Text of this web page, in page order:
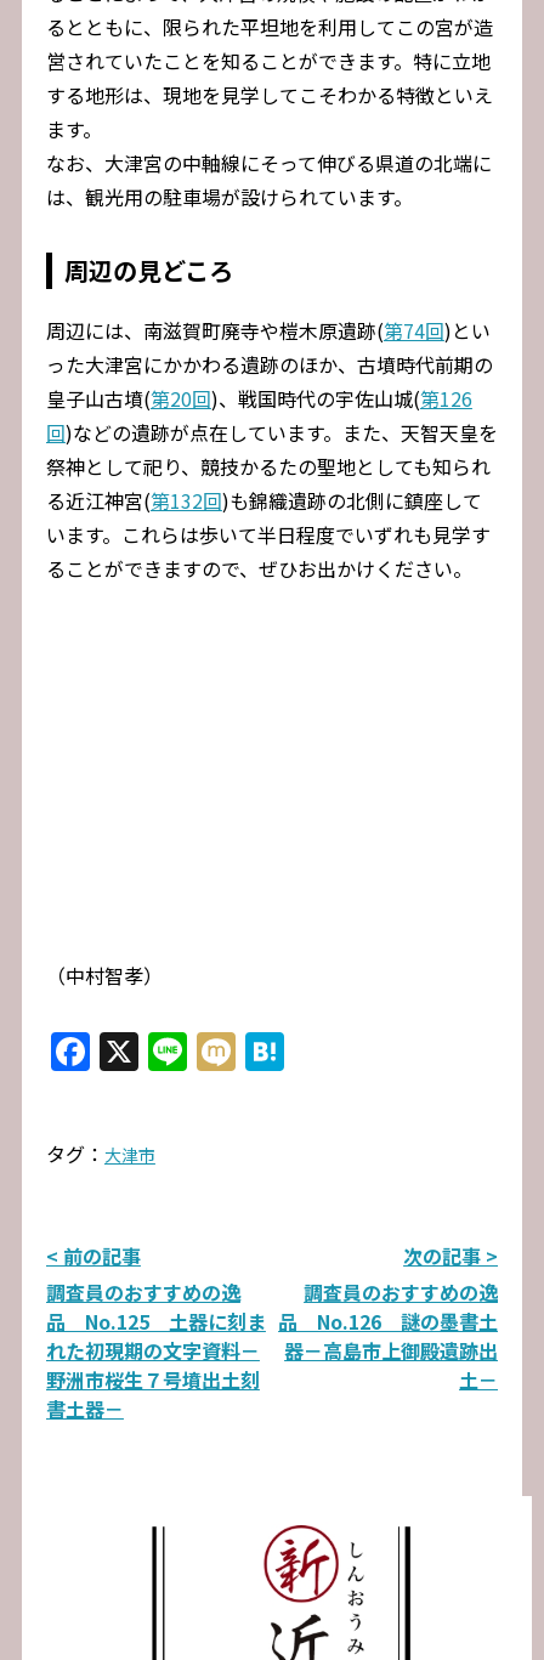
るとともに、限られた平坦地を利用してこの宮が造
営されていたことを知ることができます。特に立地
する地形は、現地を見学してこそわかる特徴といえ
ます。
なお、大津宮の中軸線にそって伸びる県道の北端に
は、観光用の駐車場が設けられています。
周辺の見どころ
周辺には、南滋賀町廃寺や榿木原遺跡(第74回)とい
った大津宮にかかわる遺跡のほか、古墳時代前期の
皇子山古墳(第20回)、戦国時代の宇佐山城(第126
回)などの遺跡が点在しています。また、天智天皇を
祭神として祀り、競技かるたの聖地としても知られ
る近江神宮(第132回)も錦織遺跡の北側に鎮座して
います。これらは歩いて半日程度でいずれも見学す
ることができますので、ぜひお出かけください。
（中村智孝）
Facebook
X Line
MixiHatena
タグ： 大津市
投
稿
ナ
ビ
< 前の記事
調査員のおすすめの逸
品 No.125 土器に刻ま
れた初現期の文字資料－
野洲市桜生７号墳出土刻
書土器－
次の記事 >
調査員のおすすめの逸
品 No.126 謎の墨書土
器－高島市上御殿遺跡出
土－